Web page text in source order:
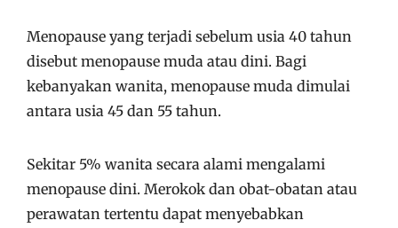
Menopause yang terjadi sebelum usia 40 tahun
disebut menopause muda atau dini. Bagi
kebanyakan wanita, menopause muda dimulai
antara usia 45 dan 55 tahun.
Sekitar 5% wanita secara alami mengalami
menopause dini. Merokok dan obat-obatan atau
perawatan tertentu dapat menyebabkan